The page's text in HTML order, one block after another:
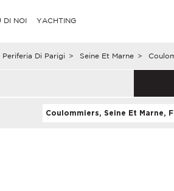
DI NOI YACHTING
Periferia Di Parigi > Seine Et Marne >
Coulommiers, Seine Et Marne,